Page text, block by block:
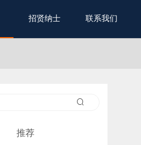
招贤纳士 联系我们
推荐